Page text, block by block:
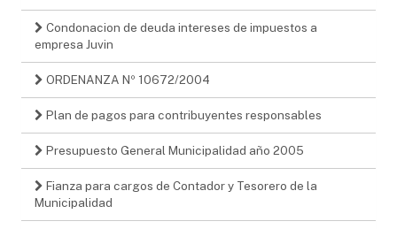
Condonacion de deuda intereses de impuestos a
empresa Juvin
ORDENANZA Nº 10672/2004
Plan de pagos para contribuyentes responsables
Presupuesto General Municipalidad año 2005
Fianza para cargos de Contador y Tesorero de la
Municipalidad